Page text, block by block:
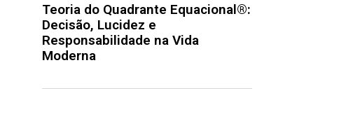
Teoria do Quadrante Equacional®:
Decisão, Lucidez e
Responsabilidade na Vida
Moderna